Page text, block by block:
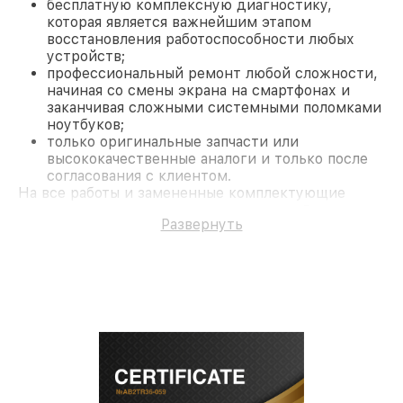
бесплатную комплексную диагностику,
которая является важнейшим этапом
восстановления работоспособности любых
устройств;
профессиональный ремонт любой сложности,
начиная со смены экрана на смартфонах и
заканчивая сложными системными поломками
ноутбуков;
только оригинальные запчасти или
высококачественные аналоги и только после
согласования с клиентом.
На все работы и замененные комплектующие
поломки по условиям гарантии, мы бесплатно
безупречной репутацией;
лицензированное ПО в ремонтно-
диагностических мастерских;
Развернуть